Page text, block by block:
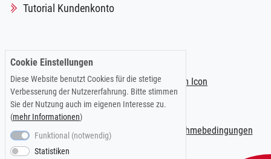
Tutorial Kundenkonto
Impressum |Datenschutzerklärung Teilnahmebedingungen
Cookie Einstellungen
Diese Website benutzt Cookies für die stetige
Verbesserung der Nutzererfahrung. Bitte stimmen
Sie der Nutzung auch im eigenen Interesse zu.
(mehr Informationen)
Funktional (notwendig)
Statistiken